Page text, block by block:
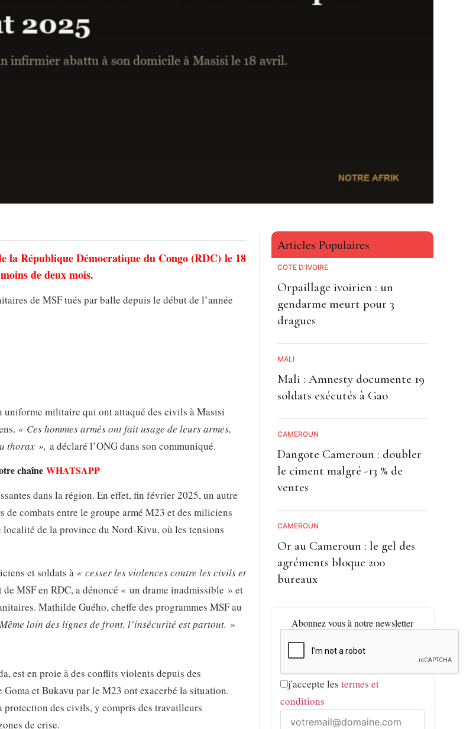
la République Démocratique du Congo (RDC) le 18
de deux mois.
de MSF tués par balle depuis le début de l’année
uniforme militaire qui ont attaqué des civils à Masisi
« Ces hommes armés ont fait usage de leurs armes,
thorax », a déclaré l’ONG dans son communiqué.
chaîneWHATSAPP
dans la région. En effet, fin février 2025, un autre
de combats entre le groupe armé M23 et des miliciens
de la province du Nord-Kivu, où les tensions
et soldats à « cesser les violences contre les civils et
MSF en RDC, a dénoncé « un drame inadmissible » et
Mathilde Guého, cheffe des programmes MSF au
loin des lignes de front, l’insécurité est partout. »
est en proie à des conflits violents depuis des
et Bukavu par le M23 ont exacerbé la situation.
des civils, y compris des travailleurs
de crise.
Articles Populaires
CÔTE D'IVOIRE
Orpaillage ivoirien : un
gendarme meurt pour 3
dragues
MALI
Mali : Amnesty documente 19
soldats exécutés à Gao
CAMEROUN
Dangote Cameroun : doubler
le ciment malgré -13 % de
ventes
CAMEROUN
Or au Cameroun : le gel des
agréments bloque 200
bureaux
Abonnez vous à notre newsletter
j'accepte les termes et
conditions